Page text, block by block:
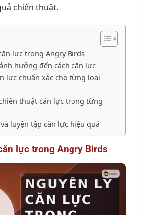
chiến thuật.
lực trong Angry Birds
hưởng đến cách căn lực
lực chuẩn xác cho từng loại
thuật căn lực trong từng
luyện tập căn lực hiệu quả
lực trong Angry Birds